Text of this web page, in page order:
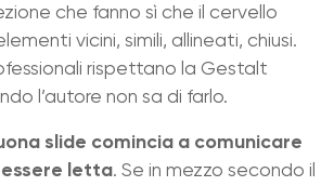
che fanno sì che il cervello
vicini, simili, allineati, chiusi.
rispettano la Gestalt
l’autore non sa di farlo.
slide comincia a comunicare
letta. Se in mezzo secondo il